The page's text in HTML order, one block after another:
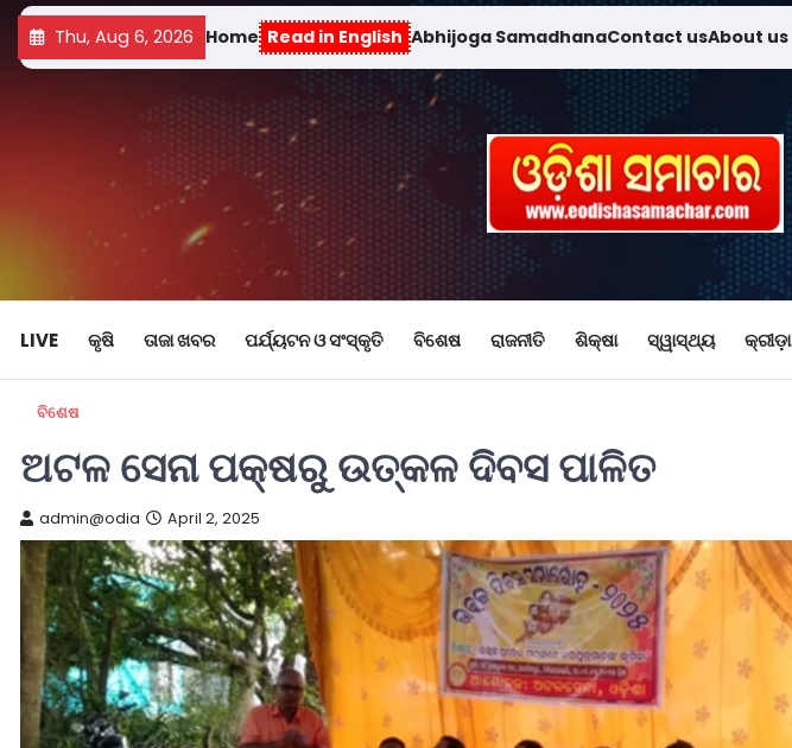
Thu, Aug 6, 2026 Home Read in English Abhijoga SamadhanaContact usAbout us
LIVE କୃଷି ତାଜା ଖବର ପର୍ଯ୍ୟଟନ ଓ ସଂସ୍କୃତି ବିଶେଷ ରାଜନୀତି ଶିକ୍ଷା ସ୍ୱାସ୍ଥ୍ୟ କ୍ରୀଡ଼ା
ବିଶେଷ
ଅଟଳ ସେନା ପକ୍ଷରୁ ଉତ୍କଳ ଦିବସ ପାଳିତ
admin@odia April 2, 2025